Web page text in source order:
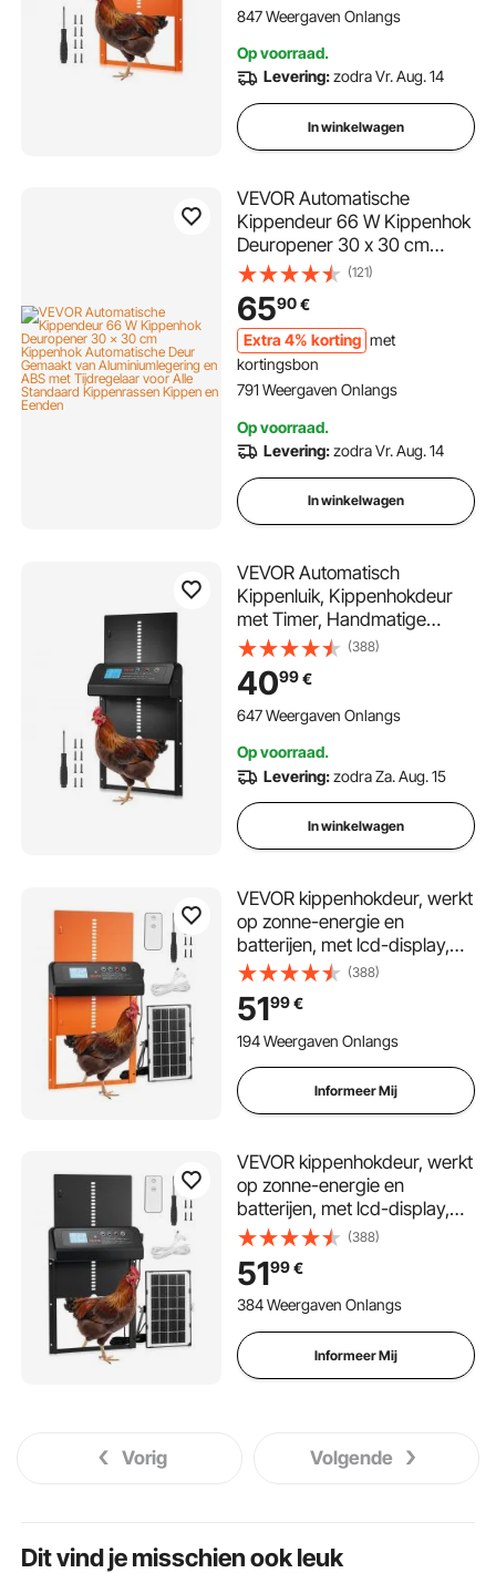
847 Weergaven Onlangs
Op voorraad.
Levering:zodra Vr. Aug. 14
In winkelwagen
VEVOR Automatische
Kippendeur 66 W Kippenhok
Deuropener 30 x 30 cm
Kippenhok Automatische
Deur Gemaakt van
Aluminiumlegering en ABS
met Tijdregelaar voor Alle
Standaard Kippenrassen
Kippen en Eenden
(121)
6590€
Extra 4% korting met
kortingsbon
791 Weergaven Onlangs
Op voorraad.
Levering:zodra Vr. Aug. 14
In winkelwagen
VEVOR Automatisch
Kippenluik, Kippenhokdeur
met Timer, Handmatige
Verstelling en Bescherming
tegen Knelen, Elektrische
Kippenrenpoort Opener met
Waterdichte Afdichting,
(388)
4099€
647 Weergaven Onlangs
Op voorraad.
Levering:zodra Za. Aug. 15
In winkelwagen
VEVOR kippenhokdeur, werkt
op zonne-energie en
batterijen, met lcd-display,
afstandsbediening,
lichtsensor en timer, anti-
beknellingsbeveiliging,
aluminiumlegering,
(388)
5199€
194 Weergaven Onlangs
Informeer Mij
VEVOR kippenhokdeur, werkt
op zonne-energie en
batterijen, met lcd-display,
afstandsbediening,
lichtsensor en timer, anti-
beknellingsbeveiliging,
kippenhokdeur van
350x250x73 mm, zwart
(388)
5199€
384 Weergaven Onlangs
Informeer Mij
Vorig Volgende
Dit vind je misschien ook leuk